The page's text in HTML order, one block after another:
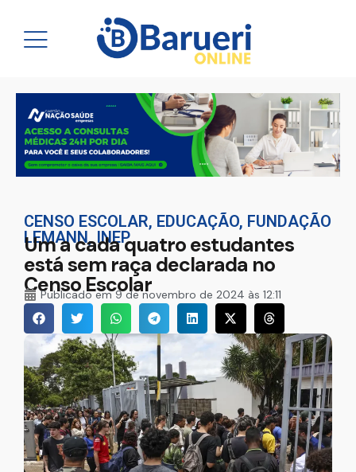
CENSO ESCOLAR, EDUCAÇÃO, FUNDAÇÃO
LEMANN,INEP
Um a cada quatro estudantes
está sem raça declarada no
Censo Escolar
Publicado em9 de novembro de 2024 às 12:11